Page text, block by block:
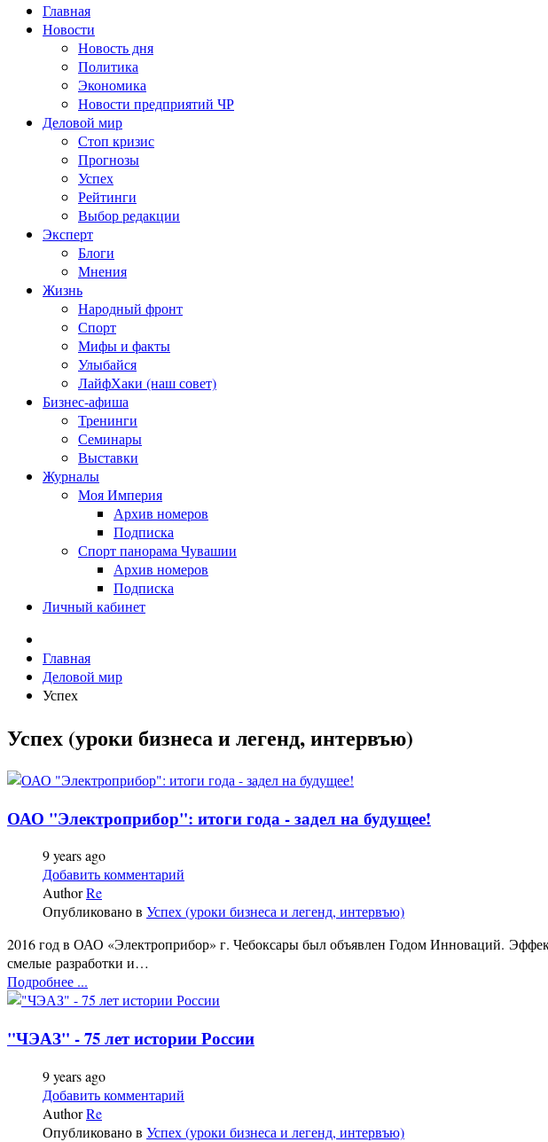
Главная
Новости
Новость дня
Политика
Экономика
Новости предприятий ЧР
Деловой мир
Стоп кризис
Прогнозы
Успех
Рейтинги
Выбор редакции
Эксперт
Блоги
Мнения
Жизнь
Народный фронт
Спорт
Мифы и факты
Улыбайся
ЛайфХаки (наш совет)
Бизнес-афиша
Тренинги
Семинары
Выставки
Журналы
Моя Империя
Архив номеров
Подписка
Спорт панорама Чувашии
Архив номеров
Подписка
Личный кабинет
Главная
Деловой мир
Успех
Успех (уроки бизнеса и легенд, интервъю)
ОАО "Электроприбор": итоги года - задел на будущее!
9 years ago
Добавить комментарий
AuthorRe
Опубликовано в Успех (уроки бизнеса и легенд, интервъю)
2016 год в ОАО «Электроприбор» г. Чебоксары был объявлен Годом Инноваций.
смелые разработки и…
Подробнее ...
"ЧЭАЗ" - 75 лет истории России
9 years ago
Добавить комментарий
AuthorRe
Опубликовано в Успех (уроки бизнеса и легенд, интервъю)